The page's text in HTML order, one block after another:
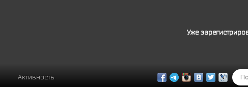
Уже
Активность